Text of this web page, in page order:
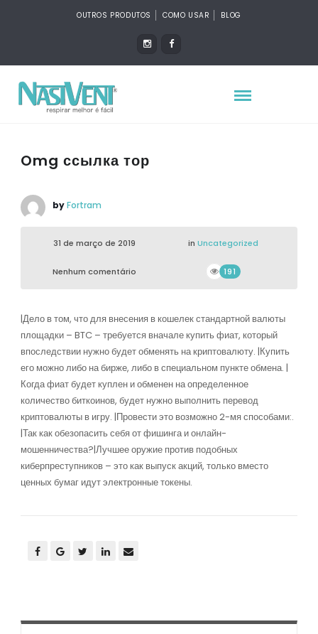
OUTROS PRODUTOS COMO USAR BLOG
Omg ссылка тор
byFortram
31 de março de 2019 in Uncategorized
Nenhum comentário 191
|Дело в том, что для внесения в кошелек стандартной валюты
площадки – BTC – требуется вначале купить фиат, который
впоследствии нужно будет обменять на криптовалюту. |Купить
его можно либо на бирже, либо в специальном пункте обмена. |
Когда фиат будет куплен и обменен на определенное
количество биткоинов, будет нужно выполнить перевод
криптовалюты в игру. |Провести это возможно 2-мя способами:.
|Так как обезопасить себя от фишинга и онлайн-
мошенничества?|Лучшее оружие против подобных
киберпреступников – это как выпуск акций, только вместо
ценных бумаг идут электронные токены.